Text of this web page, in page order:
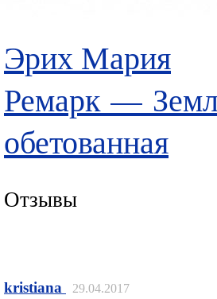
Эрих Мария
Ремарк—
обетованная
Отзывы
kristiana 29.04.2017